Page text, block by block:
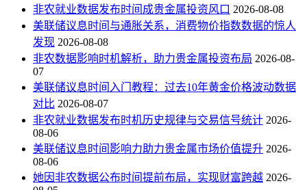
非农就业数据发布时间成贵金属投资风口 2026-08-08
美联储议息时间与通胀关系，消费物价指数数据的惊人
发现 2026-08-08
非农数据影响时机解析，助力贵金属投资布局 2026-08-
07
美联储议息时间入门教程：过去10年黄金价格波动数据
对比 2026-08-07
非农就业数据发布时机历史规律与交易信号统计 2026-
08-06
美联储议息时间影响力助力贵金属市场价值提升 2026-
08-06
她因非农数据公布时间提前布局，实现财富跨越 2026-